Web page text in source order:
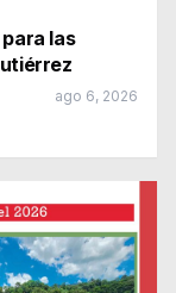
las
ago 6, 2026